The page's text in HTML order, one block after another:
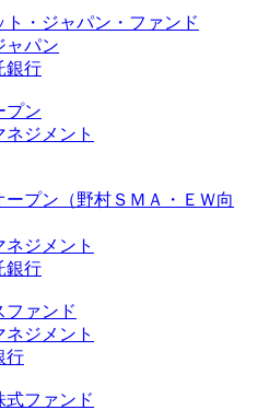
・ジャパン・ファンド
ャパン
銀行
プン
ジメント
ープン（野村ＳＭＡ・ＥＷ向
ジメント
銀行
ファンド
ジメント
行
式ファンド